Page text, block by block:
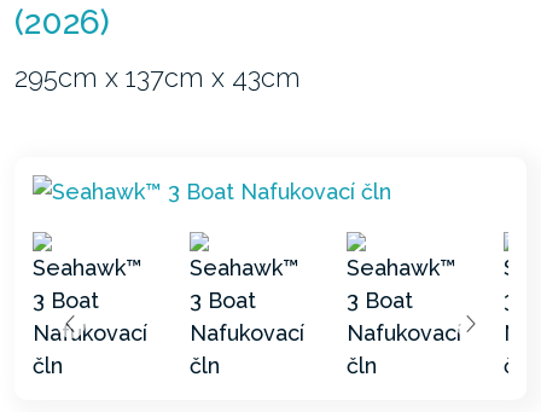
(2026)
295cm x 137cm x 43cm